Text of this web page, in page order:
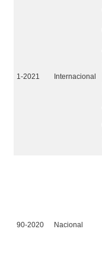
1-2021 Internacional
90-2020 Nacional